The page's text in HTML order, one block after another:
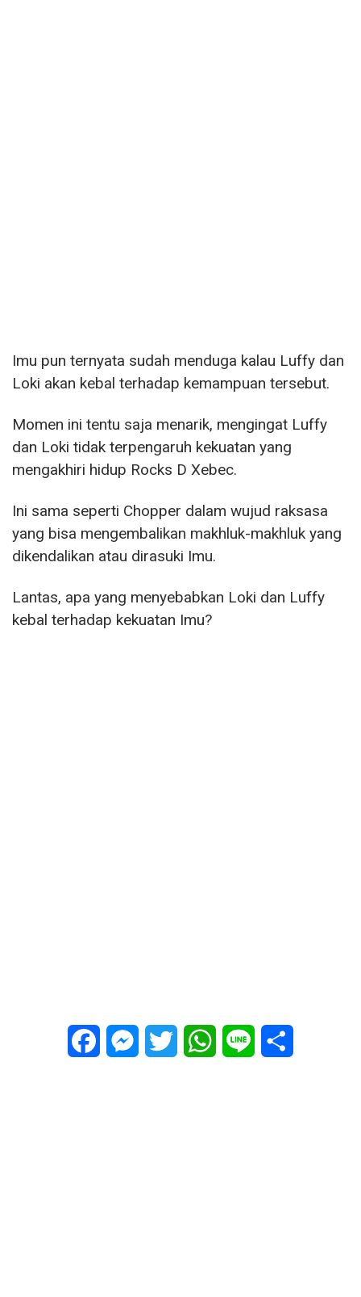
Imu pun ternyata sudah menduga kalau Luffy dan
Loki akan kebal terhadap kemampuan tersebut.
Momen ini tentu saja menarik, mengingat Luffy
dan Loki tidak terpengaruh kekuatan yang
mengakhiri hidup Rocks D Xebec.
Ini sama seperti Chopper dalam wujud raksasa
yang bisa mengembalikan makhluk-makhluk yang
dikendalikan atau dirasuki Imu.
Lantas, apa yang menyebabkan Loki dan Luffy
kebal terhadap kekuatan Imu?
FacebookMessenger
Twitter WhatsApp
Line